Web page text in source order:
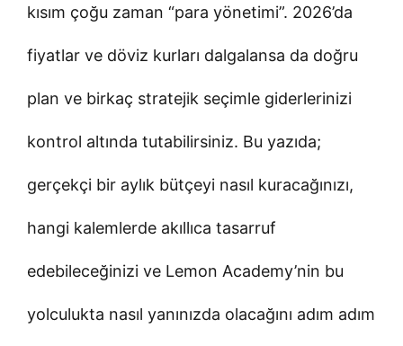
kısım çoğu zaman “para yönetimi”. 2026’da
fiyatlar ve döviz kurları dalgalansa da doğru
plan ve birkaç stratejik seçimle giderlerinizi
kontrol altında tutabilirsiniz. Bu yazıda;
gerçekçi bir aylık bütçeyi nasıl kuracağınızı,
hangi kalemlerde akıllıca tasarruf
edebileceğinizi ve Lemon Academy’nin bu
yolculukta nasıl yanınızda olacağını adım adım